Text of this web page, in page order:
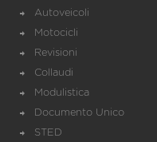
Autoveicoli
Motocicli
Revisioni
Collaudi
Modulistica
Documento Unico
STED